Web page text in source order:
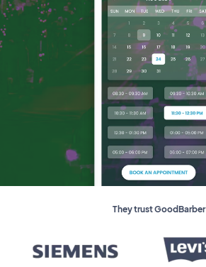
They trust GoodBarber